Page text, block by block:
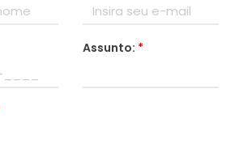
Assunto: *